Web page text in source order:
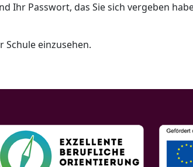
Passwort, das Sie sich vergeben
Schule einzusehen.